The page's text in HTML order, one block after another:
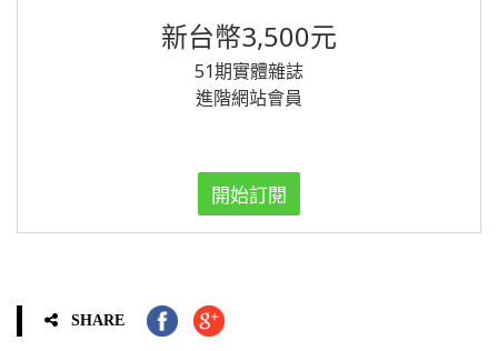
新台幣3,500元
51期實體雜誌
進階網站會員
開始訂閱
SHARE